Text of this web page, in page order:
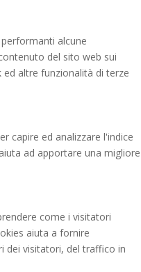
alcune
del sito web sui
ed altre funzionalità di terze
capire ed analizzare l'indice
ad apportare una migliore
come i visitatori
aiuta a fornire
dei visitatori, del traffico in